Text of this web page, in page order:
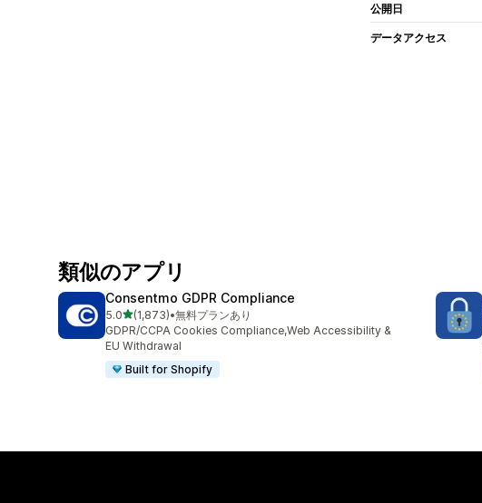
公開日
データアクセス
類似のアプリ
Consentmo GDPR Compliance
5.05つ星中
(1,873)
合計レビュー数：1873件
•無料プランあり
GDPR/CCPA Cookies Compliance,Web Accessibility &
EU Withdrawal
Built for Shopify